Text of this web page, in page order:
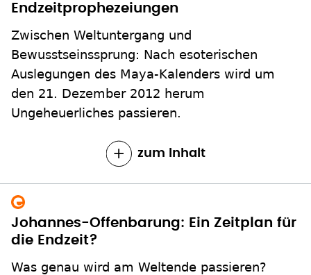
Endzeitprophezeiungen
Zwischen Weltuntergang und
Bewusstseinssprung: Nach esoterischen
Auslegungen des Maya-Kalenders wird um
den 21. Dezember 2012 herum
Ungeheuerliches passieren.
zum Inhalt
Johannes-Offenbarung: Ein Zeitplan für
die Endzeit?
Was genau wird am Weltende passieren?